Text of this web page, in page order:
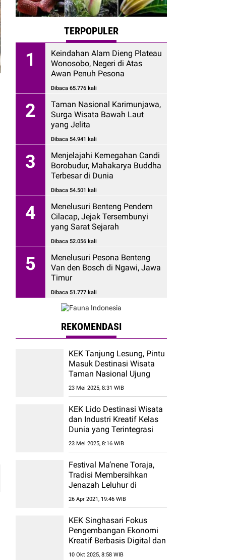
TERPOPULER
1
Keindahan Alam Dieng Plateau
Wonosobo, Negeri di Atas
Awan Penuh Pesona
Dibaca 65.776 kali
2
Taman Nasional Karimunjawa,
Surga Wisata Bawah Laut
yang Jelita
Dibaca 54.941 kali
3
Menjelajahi Kemegahan Candi
Borobudur, Mahakarya Buddha
Terbesar di Dunia
Dibaca 54.501 kali
4
Menelusuri Benteng Pendem
Cilacap, Jejak Tersembunyi
yang Sarat Sejarah
Dibaca 52.056 kali
5
Menelusuri Pesona Benteng
Van den Bosch di Ngawi, Jawa
Timur
Dibaca 51.777 kali
REKOMENDASI
KEK Tanjung Lesung, Pintu
Masuk Destinasi Wisata
Taman Nasional Ujung
Kulon
23 Mei 2025, 8:31 WIB
KEK Lido Destinasi Wisata
dan Industri Kreatif Kelas
Dunia yang Terintegrasi
23 Mei 2025, 8:16 WIB
Festival Ma’nene Toraja,
Tradisi Membersihkan
Jenazah Leluhur di
Sulawesi Selatan
26 Apr 2021, 19:46 WIB
KEK Singhasari Fokus
Pengembangan Ekonomi
Kreatif Berbasis Digital dan
Kultural
10 Okt 2025, 8:58 WIB